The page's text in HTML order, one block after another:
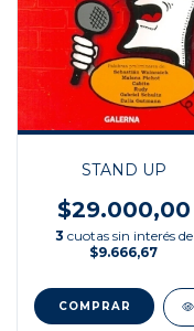
STAND UP
$29.000,00
3 cuotas sin interés de
$9.666,67